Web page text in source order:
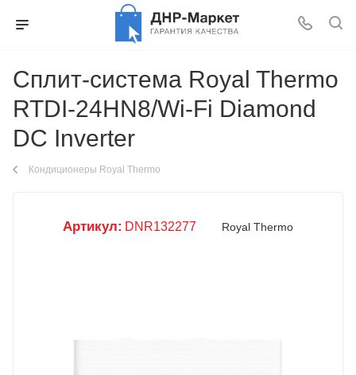
Сплит-система Royal Thermo
RTDI-24HN8/Wi-Fi Diamond
DC Inverter
Кондиционеры Royal Thermo
Артикул: DNR132277 Royal Thermo